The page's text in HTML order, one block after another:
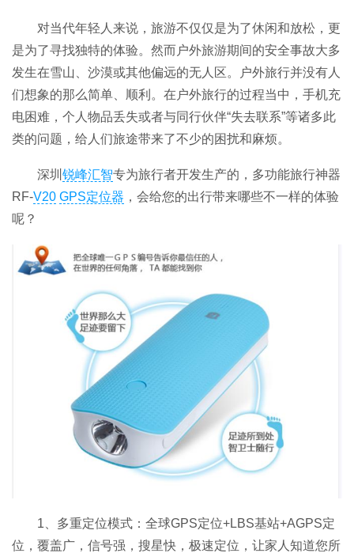
对当代年轻人来说，旅游不仅仅是为了休闲和放松，更
是为了寻找独特的体验。然而户外旅游期间的安全事故大多
发生在雪山、沙漠或其他偏远的无人区。户外旅行并没有人
们想象的那么简单、顺利。在户外旅行的过程当中，手机充
电困难，个人物品丢失或者与同行伙伴“失去联系”等诸多此
类的问题，给人们旅途带来了不少的困扰和麻烦。
深圳锐峰汇智专为旅行者开发生产的，多功能旅行神器
RF-V20 GPS定位器 ，会给您的出行带来哪些不一样的体验
呢？
1、多重定位模式：全球GPS定位+LBS基站+AGPS定
位，覆盖广，信号强，搜星快，极速定位，让家人知道您所